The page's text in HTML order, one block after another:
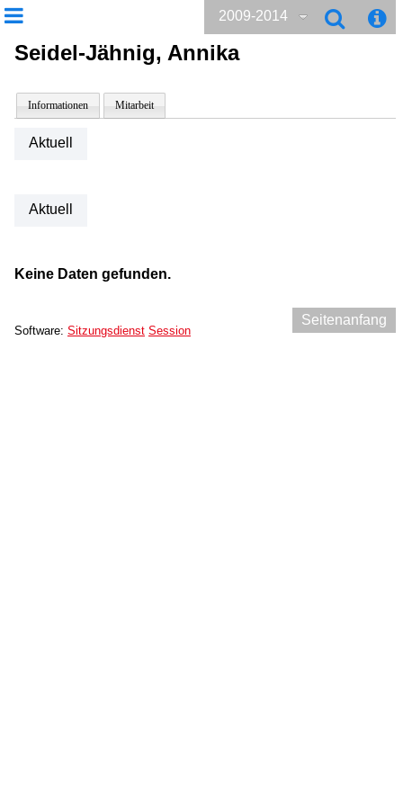
2009-2014
Seidel-Jähnig, Annika
Informationen Mitarbeit
Aktuell
Aktuell
Keine Daten gefunden.
Seitenanfang
Software: Sitzungsdienst Session